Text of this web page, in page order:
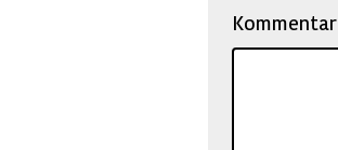
Kommentar